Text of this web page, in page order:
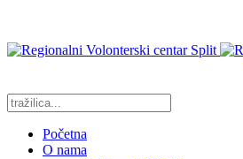
Početna
O nama